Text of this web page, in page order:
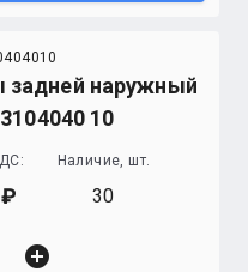
задней наружный
10
Наличие, шт.
30
add_circle